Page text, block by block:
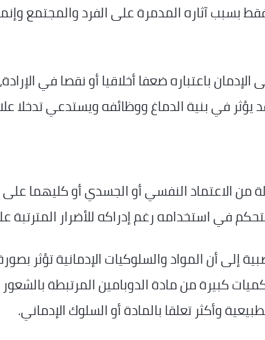
بسبب آثاره المدمرة على الفرد والمجتمع
باعتباره ضعفا أخلاقيا أو نقصا في
في بنية الدماغ ووظائفه ويستدعي تدخلا
من الاعتماد النفسي أو الجسدي أو كليهما
في استخدامه رغم إدراكه للأضرار المترتبة
إلى أن المواد والسلوكيات الإدمانية تؤثر
كبيرة من مادة الدوبامين المرتبطة
وأكثر تعلقا بالمادة أو السلوك الإدماني.